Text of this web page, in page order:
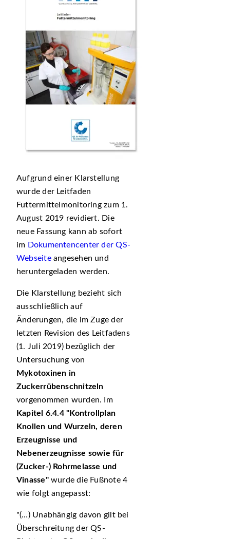
Aufgrund einer Klarstellung
wurde der Leitfaden
Futtermittelmonitoring zum 1.
August 2019 revidiert. Die
neue Fassung kann ab sofort
im Dokumentencenter der QS-
Webseiteangesehen und
heruntergeladen werden.
Die Klarstellung bezieht sich
ausschließlich auf
Änderungen, die im Zuge der
letzten Revision des Leitfadens
(1. Juli 2019) bezüglich der
Untersuchung von
Mykotoxinen in
Zuckerrübenschnitzeln
vorgenommen wurden. Im
Kapitel 6.4.4 Kontrollplan
Knollen und Wurzeln, deren
Erzeugnisse und
Nebenerzeugnisse sowie für
(Zucker-) Rohrmelasse und
Vinasse wurde die Fußnote 4
wie folgt angepasst:
(…) Unabhängig davon gilt bei
Überschreitung der QS-